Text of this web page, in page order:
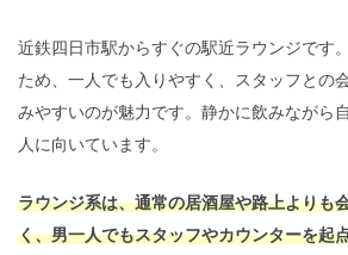
近鉄四日市駅からすぐの駅近ラウンジです
ため、一人でも入りやすく、スタッフとの
みやすいのが魅力です。静かに飲みながら
人に向いています。
ラウンジ系は、通常の居酒屋や路上よりも
く、男一人でもスタッフやカウンターを起